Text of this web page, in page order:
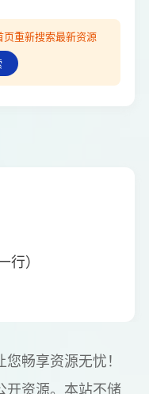
重新搜索最新资源
）
畅享资源无忧！
开资源。本站不储